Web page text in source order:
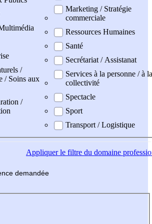
/
/ Soins aux
/
Marketing / Stratégie
commerciale
Ressources Humaines
Santé
Secrétariat / Assistanat
Services à la personne / à la
collectivité
Spectacle
Sport
Transport / Logistique
Appliquerle filtre du domaine
demandée